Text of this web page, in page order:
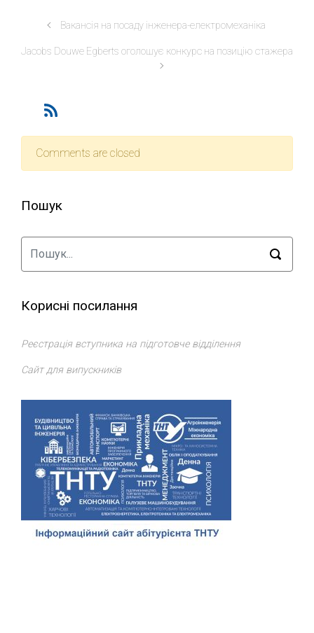
Вакансія на посаду інженера-електромеханіка
Jacobs Douwe Egberts оголошує конкурс на позицію стажера
Comments are closed
Пошук
Корисні посилання
Реєстрація вступника на підготовче відділення
Сайт для випускників
Відділ доуніверситетської підготовки, профорієнтації та